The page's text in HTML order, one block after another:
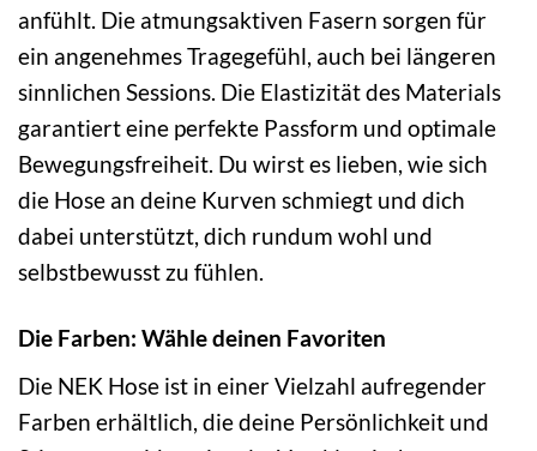
anfühlt. Die atmungsaktiven Fasern sorgen für
ein angenehmes Tragegefühl, auch bei längeren
sinnlichen Sessions. Die Elastizität des Materials
garantiert eine perfekte Passform und optimale
Bewegungsfreiheit. Du wirst es lieben, wie sich
die Hose an deine Kurven schmiegt und dich
dabei unterstützt, dich rundum wohl und
selbstbewusst zu fühlen.
Die Farben: Wähle deinen Favoriten
Die NEK Hose ist in einer Vielzahl aufregender
Farben erhältlich, die deine Persönlichkeit und